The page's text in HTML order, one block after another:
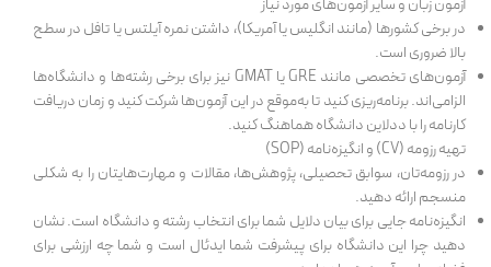
آزمون زبان و سایر آزمون‌های مورد نیاز
در برخی کشورها (مانند انگلیس یا آمریکا)، داشتن نمره آیلتس یا تافل در سطح
بالا ضروری است.
آزمون‌های تخصصی مانند GRE یا GMAT نیز برای برخی رشته‌ها و دانشگاه‌ها
الزامی‌اند. برنامه‌ریزی کنید تا به‌موقع در این آزمون‌ها شرکت کنید و زمان دریافت
کارنامه را با ددلاین دانشگاه هماهنگ کنید.
تهیه رزومه (CV) و انگیزه‌نامه (SOP)
در رزومه‌تان، سوابق تحصیلی، پژوهش‌ها، مقالات و مهارت‌هایتان را به شکلی
منسجم ارائه دهید.
انگیزه‌نامه جایی برای بیان دلایل شما برای انتخاب رشته و دانشگاه است. نشان
دهید چرا این دانشگاه برای پیشرفت شما ایدئال است و شما چه ارزشی برای